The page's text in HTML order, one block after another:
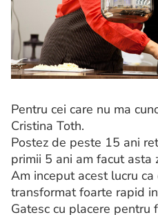
Pentru cei care nu ma
Cristina Toth.
Postez de peste 15 ani
primii 5 ani am facut asta
Am inceput acest lucru
transformat foarte rapid
Gatesc cu placere pentru